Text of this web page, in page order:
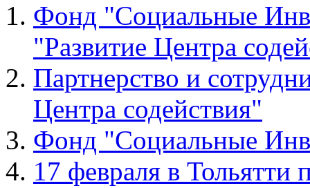
Фонд "Социальные
"Развитие Центра
Партнерство и
Центра содействия"
Фонд "Социальные
17 февраля в Тольятти